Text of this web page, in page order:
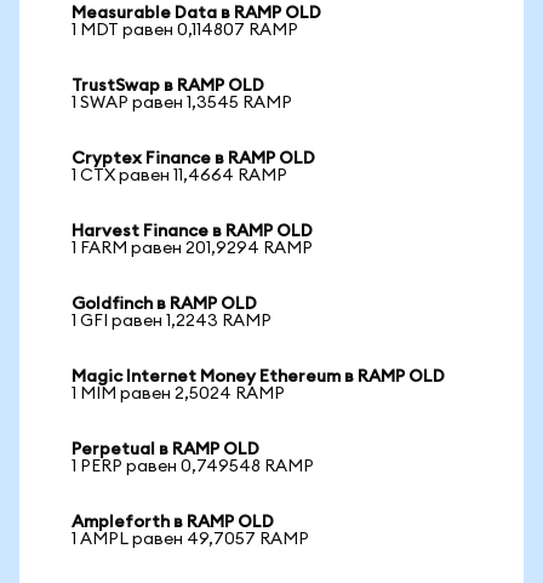
Measurable Data в RAMP OLD
1 MDT равен 0,114807 RAMP
TrustSwap в RAMP OLD
1 SWAP равен 1,3545 RAMP
Cryptex Finance в RAMP OLD
1 CTX равен 11,4664 RAMP
Harvest Finance в RAMP OLD
1 FARM равен 201,9294 RAMP
Goldfinch в RAMP OLD
1 GFI равен 1,2243 RAMP
Magic Internet Money Ethereum в RAMP OLD
1 MIM равен 2,5024 RAMP
Perpetual в RAMP OLD
1 PERP равен 0,749548 RAMP
Ampleforth в RAMP OLD
1 AMPL равен 49,7057 RAMP